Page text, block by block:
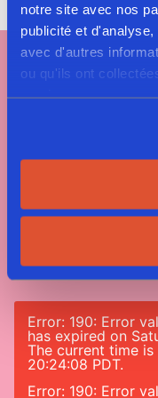
notre site avec nos
publicité et
avec d'autres
ou qu'ils ont
services.
Tag
Error: 190: Error
has expired on
The current time
20:24:08 PDT.
Error: 190: Error